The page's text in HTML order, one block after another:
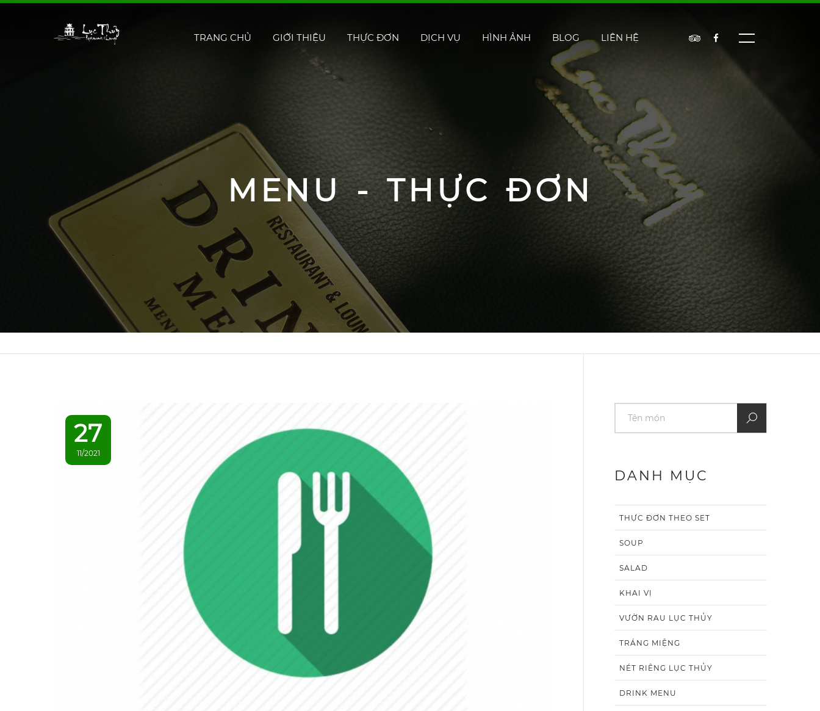
TRANG CHỦ GIỚI THIỆU THỰC ĐƠN DỊCH VỤ HÌNH ẢNH BLOG LIÊN HỆ
MENU - THỰC ĐƠN
27
11/2021
DANH MỤC
THỰC ĐƠN THEO SET
SOUP
SALAD
KHAI VỊ
VƯỜN RAU LỤC THỦY
TRÁNG MIỆNG
NÉT RIÊNG LỤC THỦY
DRINK MENU